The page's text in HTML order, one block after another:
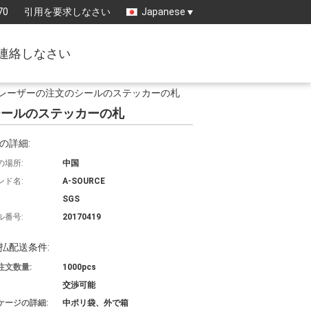
引用を要求しなさい Japanese
絡しなさい
ーザーの注文のシールのステッカーの札
ルのステッカーの札
詳細:
場所:
中国
ド名:
A-SOURCE
SGS
番号:
20170419
配送条件:
文数量:
1000pcs
交渉可能
ージの詳細:
中ポリ袋、外で箱